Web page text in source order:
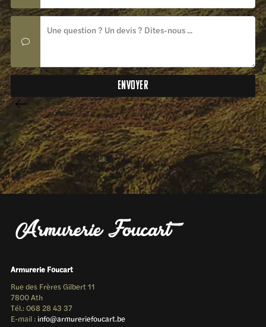
Armurerie Foucart
Rue des Frères Gilbert 11
7800 Ath
Tél.: 068 28 43 37
E-mail : info@armureriefoucart.be